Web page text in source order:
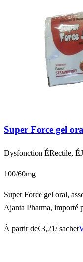
Super Force gel
Dysfonction ÉRectile,
100/60mg
Super Force gel oral,
Ajanta Pharma, importé
À partir de€3,21/ sachet